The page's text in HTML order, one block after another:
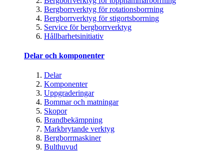
Bergborrverktyg för rotationsborrning
Bergborrverktyg för stigortsborrning
Service för bergborrverktyg
Hållbarhetsinitiativ
Delar och komponenter
Delar
Komponenter
Uppgraderingar
Bommar och matningar
Skopor
Brandbekämpning
Markbrytande verktyg
Bergborrmaskiner
Bulthuvud